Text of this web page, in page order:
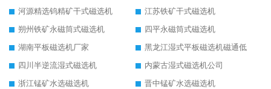
河源精选钨精矿干式磁选机
江苏铁矿干式磁选机
朔州铁矿永磁筒式磁选机
四平永磁筒式磁选机
湖南平板磁选机厂家
黑龙江湿式平板磁选机磁通低
四川半逆流湿式磁选机
内蒙古湿式磁选机公司
浙江锰矿水选磁选机
晋中锰矿水选磁选机